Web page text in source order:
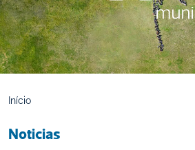
Início
Noticias